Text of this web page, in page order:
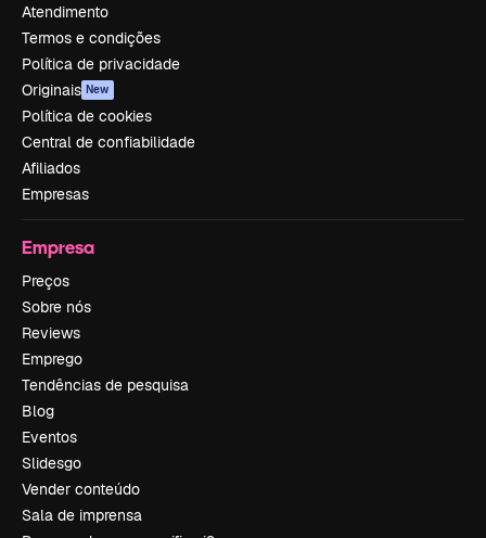
Atendimento
Termos e condições
Política de privacidade
Originais New
Política de cookies
Central de confiabilidade
Afiliados
Empresas
Empresa
Preços
Sobre nós
Reviews
Emprego
Tendências de pesquisa
Blog
Eventos
Slidesgo
Vender conteúdo
Sala de imprensa